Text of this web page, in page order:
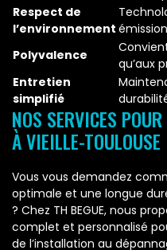
Respect de
l’environnement
Polyvalence
qu’aux
Entretien
simplifié
NOS SERVICES
À VIEILLE-TOULOUSE
Vous vous demandez
optimale et une longue
? Chez TH BEGUE, nous
complet et personnalisé
de l’installation au